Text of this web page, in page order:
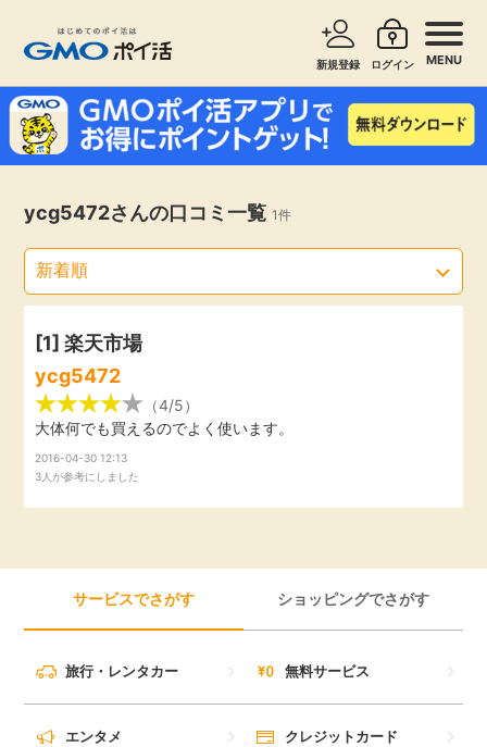
新規登録 ログイン MENU
お知らせ
新着
高還元
無料
即日還元
ゲーム
買い物
モニター
サービスで探す ショッピングで探す
旅行・レンタカー
エンタメ
クレジットカード
暮らし
学び
ycg5472さんの口コミ一覧 1件
[1]楽天市場
ycg5472
（4/5）
大体何でも買えるのでよく使います。
2016-04-30 12:13
3人が参考にしました
サービスでさがす ショッピングでさがす
旅行・レンタカー 無料サービス
エンタメ クレジットカード